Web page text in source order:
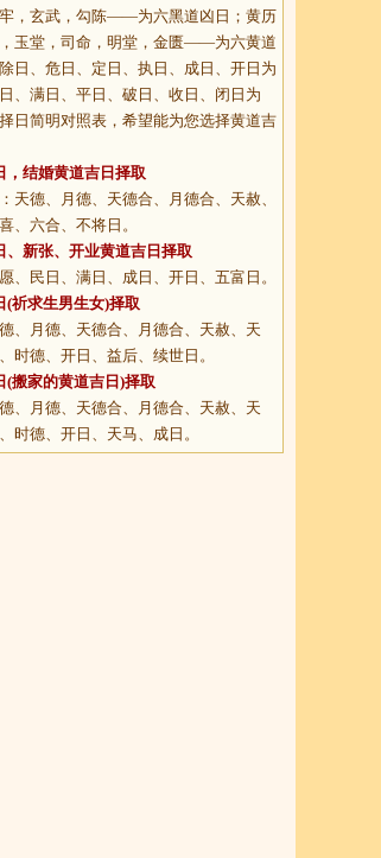
，玄武，勾陈——为六黑道凶日；黄历
玉堂，司命，明堂，金匮——为六黄道
日、危日、定日、执日、成日、开日为
、满日、平日、破日、收日、闭日为
日简明对照表，希望能为您选择黄道吉
，结婚黄道吉日择取
天德、月德、天德合、月德合、天赦、
、六合、不将日。
、新张、开业黄道吉日择取
、民日、满日、成日、开日、五富日。
(祈求生男生女)择取
、月德、天德合、月德合、天赦、天
时德、开日、益后、续世日。
(搬家的黄道吉日)择取
、月德、天德合、月德合、天赦、天
时德、开日、天马、成日。